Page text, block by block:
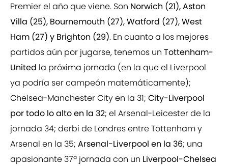
Premier el año que viene. Son Norwich (21), Aston
Villa (25), Bournemouth (27), Watford (27), West
Ham (27) y Brighton (29). En cuanto a los mejores
partidos aún por jugarse, tenemos un Tottenham-
United la próxima jornada (en la que el Liverpool
ya podría ser campeón matemáticamente);
Chelsea-Manchester City en la 31; City-Liverpool
por todo lo alto en la 32; el Arsenal-Leicester de la
jornada 34; derbi de Londres entre Tottenham y
Arsenal en la 35; Arsenal-Liverpool en la 36; una
apasionante 37ª jornada con un Liverpool-Chelsea